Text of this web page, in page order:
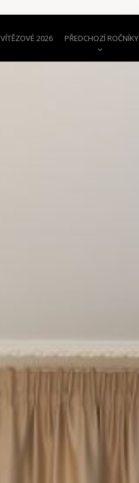
VÍTĚZOVÉ 2026 PŘEDCHOZÍ ROČNÍKY